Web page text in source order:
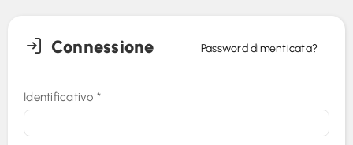
Connessione Password dimenticata?
Identificativo *